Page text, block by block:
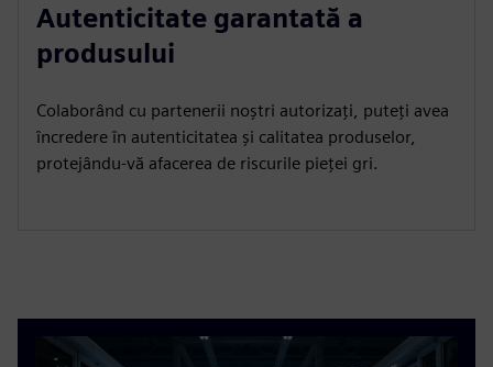
Autenticitate garantată a
produsului
Colaborând cu partenerii noștri autorizați, puteți avea
încredere în autenticitatea și calitatea produselor,
protejându-vă afacerea de riscurile pieței gri.